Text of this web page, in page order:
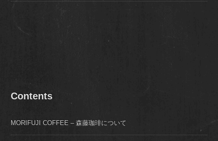
Contents
MORIFUJI COFFEE – 森藤珈琲について